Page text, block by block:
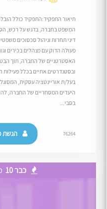
תיאור התפקיד:התפקיד כולל
המשפט בחברה, בדגש על רכש,
דיני תחרות וניהול סכסוכים
פעולה הדוק עם מנהלים בכירים
האסטרטגיים של החברה, תוך
ובסטנדרטים אתיים בכלל
בעל/ת אוריינטציה עסקית, המסוגל/
היעדים המסחריים של החברה,
בסבי...
76264 הגשת
כבר 10